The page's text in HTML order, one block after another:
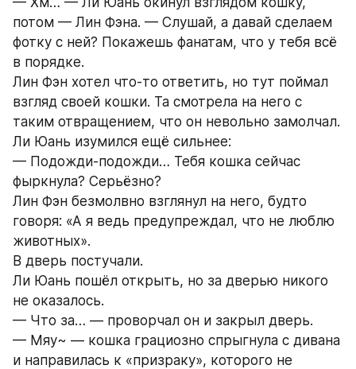
потом — Лин Фэна. — Слушай, а давай сделаем
фотку с ней? Покажешь фанатам, что у тебя всё
в порядке.
Лин Фэн хотел что-то ответить, но тут поймал
взгляд своей кошки. Та смотрела на него с
таким отвращением, что он невольно замолчал.
Ли Юань изумился ещё сильнее:
— Подожди-подожди… Тебя кошка сейчас
фыркнула? Серьёзно?
Лин Фэн безмолвно взглянул на него, будто
говоря: «А я ведь предупреждал, что не люблю
животных».
В дверь постучали.
Ли Юань пошёл открыть, но за дверью никого
не оказалось.
— Что за… — проворчал он и закрыл дверь.
— Мяу~ — кошка грациозно спрыгнула с дивана
и направилась к «призраку», которого не